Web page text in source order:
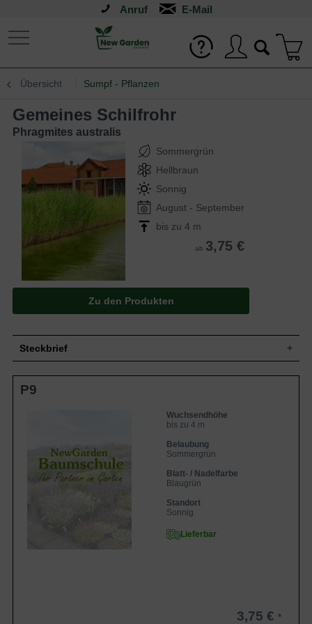
Anruf
Übersicht Sumpf - Pflanzen
Gemeines Schilfrohr
Phragmites australis
Sommergrün
Hellbraun
Sonnig
August - September
bis zu 4 m
ab 3,75 €
Zu den Produkten
Steckbrief
Grasstaude, aufrecht, buschig, horstig,
Sommergrün, blaugrün, schmal,
lanzettlich, lineal, bandförmig, ganzrandig,
am Ende zugespitzt
Frucht
Karyopsen
Blüte
Hellbraun, in bis zu 50 cm langen
Blütenrispen, einfach, zahlreich
August bis September
Wurzeln
Rhizombildend, sehr ausgebreitet,
zahlreiche Ausläufer bildend
Das Phragmites australis (Gemeines
P9
Wuchsendhöhe
bis zu 4 m
Belaubung
Sommergrün
Blatt- / Nadelfarbe
Blaugrün
Standort
Sonnig
Lieferbar
3,75 €